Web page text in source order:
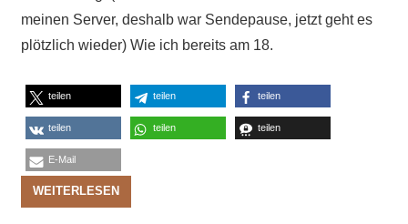
meinen Server, deshalb war Sendepause, jetzt geht es
plötzlich wieder) Wie ich bereits am 18.
teilen teilen teilen
teilen teilen teilen
E-Mail
WEITERLESEN